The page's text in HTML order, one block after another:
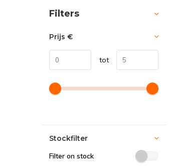
Sorteren op:
Filters
Prijs €
tot
Stockfilter
Filter on stock